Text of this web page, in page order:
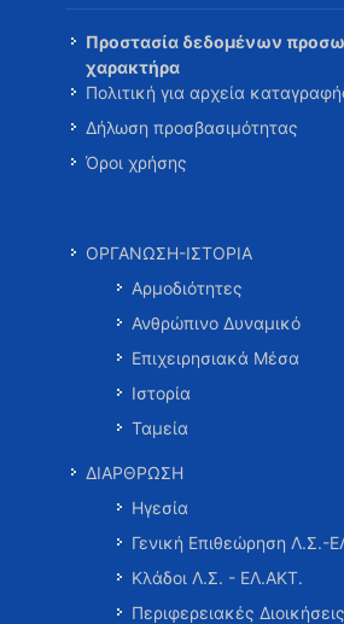
Προστασία δεδομένων
χαρακτήρα
Πολιτική για αρχεία
Δήλωση προσβασιμότητας
Όροι χρήσης
ΟΡΓΑΝΩΣΗ-ΙΣΤΟΡΙΑ
Αρμοδιότητες
Ανθρώπινο Δυναμικό
Επιχειρησιακά Μέσα
Ιστορία
Ταμεία
ΔΙΑΡΘΡΩΣΗ
Ηγεσία
Γενική Επιθεώρηση Λ.Σ.-
Κλάδοι Λ.Σ. - ΕΛ.ΑΚΤ.
Περιφερειακές